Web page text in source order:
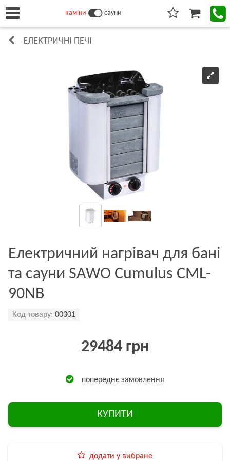
каміни сауни
ЕЛЕКТРИЧНІ ПЕЧІ
Електричний нагрівач для бані
та сауни SAWO Cumulus CML-
90NB
Код товару: 00301
29484 грн
попереднє замовлення
КУПИТИ
додати у вибране